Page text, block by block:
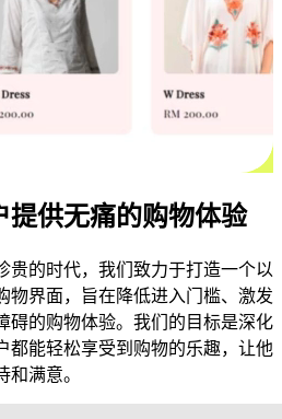
提供无痛的购物体验
贵的时代，我们致力于打造一个以
物界面，旨在降低进入门槛、激发
碍的购物体验。我们的目标是深化
都能轻松享受到购物的乐趣，让他
满意。